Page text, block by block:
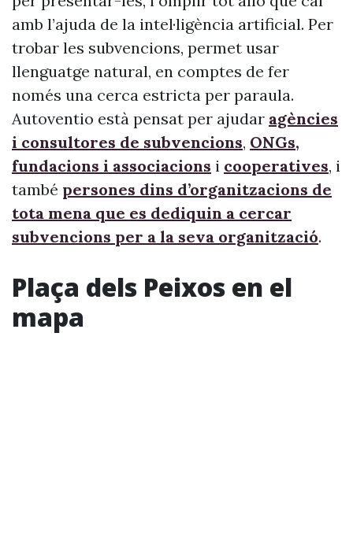
amb l’ajuda de la intel·ligència artificial. Per
trobar les subvencions, permet usar
llenguatge natural, en comptes de fer
només una cerca estricta per paraula.
Autoventio està pensat per ajudar agències
i consultores de subvencions, ONGs,
fundacions i associacions i cooperatives, i
també persones dins d’organitzacions de
tota mena que es dediquin a cercar
subvencions per a la seva organització.
Plaça dels Peixos en el
mapa